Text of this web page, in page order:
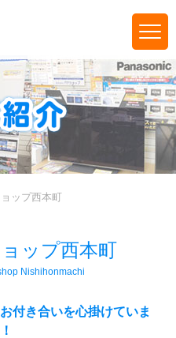
ップ西本町
ップ西本町
Nishihonmachi
付き合いを心掛けていま